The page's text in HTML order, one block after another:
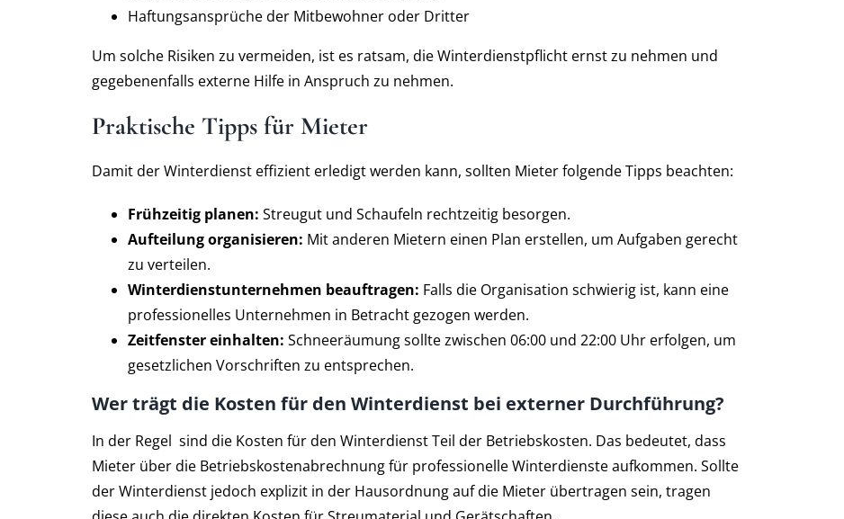
Haftungsansprüche der Mitbewohner oder Dritter
Um solche Risiken zu vermeiden, ist es ratsam, die Winterdienstpflicht ernst zu nehmen und
gegebenenfalls externe Hilfe in Anspruch zu nehmen.
Praktische Tipps für Mieter
Damit der Winterdienst effizient erledigt werden kann, sollten Mieter folgende Tipps beachten:
Frühzeitig planen: Streugut und Schaufeln rechtzeitig besorgen.
Aufteilung organisieren: Mit anderen Mietern einen Plan erstellen, um Aufgaben gerecht
zu verteilen.
Winterdienstunternehmen beauftragen: Falls die Organisation schwierig ist, kann eine
professionelles Unternehmen in Betracht gezogen werden.
Zeitfenster einhalten: Schneeräumung sollte zwischen 06:00 und 22:00 Uhr erfolgen, um
gesetzlichen Vorschriften zu entsprechen.
Wer trägt die Kosten für den Winterdienst bei externer Durchführung?
In der Regel sind die Kosten für den Winterdienst Teil der Betriebskosten. Das bedeutet, dass
Mieter über die Betriebskostenabrechnung für professionelle Winterdienste aufkommen. Sollte
der Winterdienst jedoch explizit in der Hausordnung auf die Mieter übertragen sein, tragen